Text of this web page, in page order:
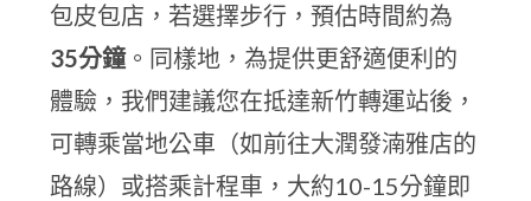
包皮包店，若選擇步行，預估時間約為
35分鐘。同樣地，為提供更舒適便利的
體驗，我們建議您在抵達新竹轉運站後，
可轉乘當地公車（如前往大潤發湳雅店的
路線）或搭乘計程車，大約10-15分鐘即